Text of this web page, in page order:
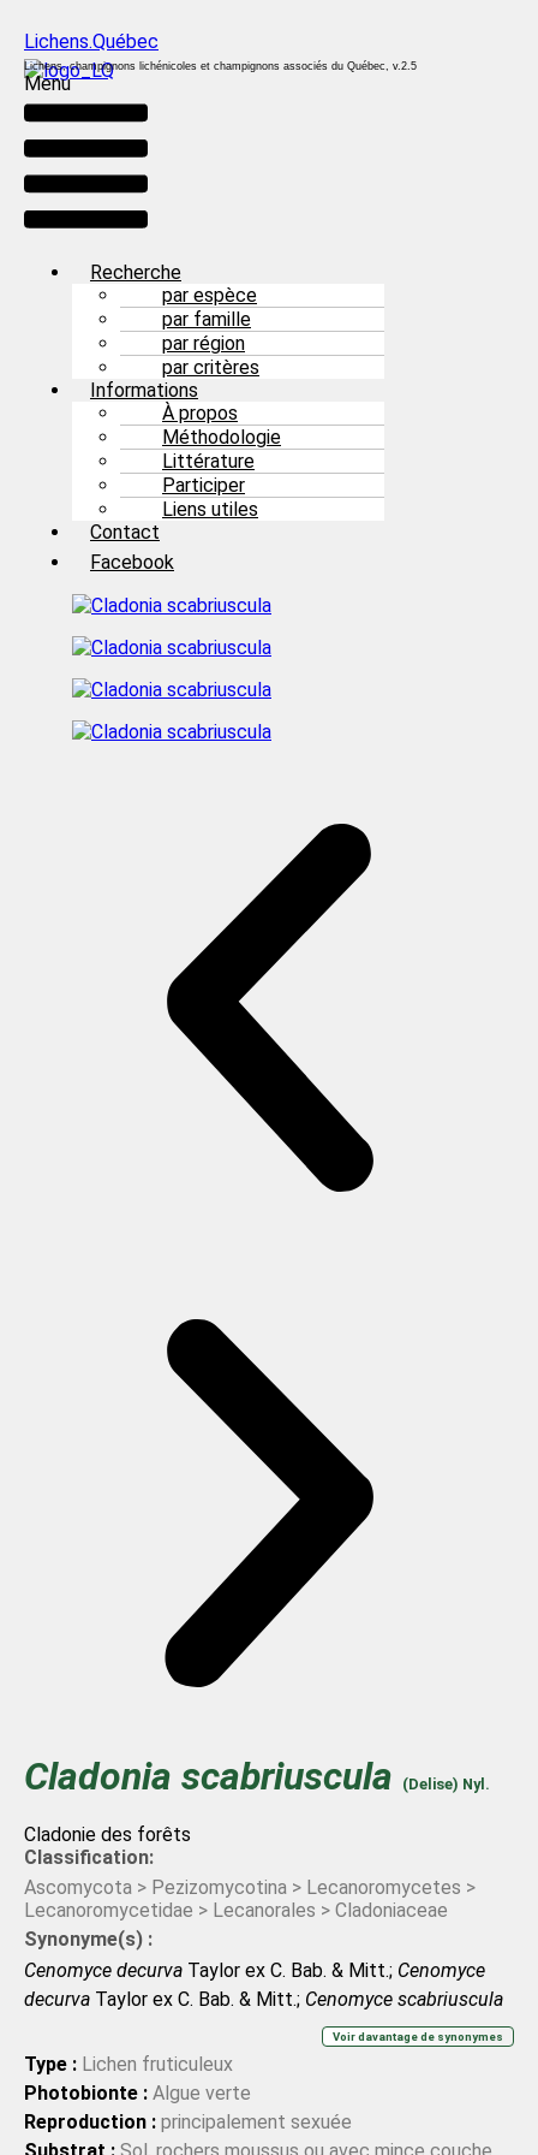
Lichens.Québec
Lichens, champignons lichénicoles et champignons associés du Québec, v.2.5
Menu
Recherche
par espèce
par famille
par région
par critères
Informations
À propos
Méthodologie
Littérature
Participer
Liens utiles
Contact
Facebook
Cladonia scabriuscula (Delise) Nyl.
Cladonie des forêts
Classification:
Ascomycota > Pezizomycotina > Lecanoromycetes >
Lecanoromycetidae > Lecanorales > Cladoniaceae
Synonyme(s) :
Cenomyce decurva Taylor ex C. Bab. & Mitt.; Cenomyce
decurva Taylor ex C. Bab. & Mitt.; Cenomyce scabriuscula
Delise;Cladonia
flabelliformisvar.scabriuscula
flabelliformisvar.scabriuscula
furcataf.adspersa(Flörke) Vain.;Cladonia furcata
adspersa(Flörke) Vain.; Cladonia furcataf.scabriuscula
Voir davantage de synonymes
Type : Lichen fruticuleux
Photobionte : Algue verte
Reproduction : principalement sexuée